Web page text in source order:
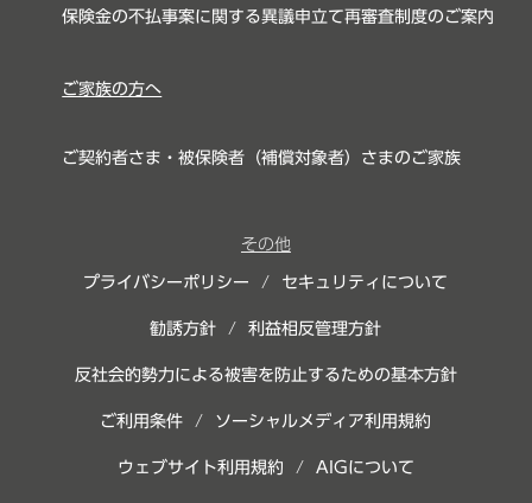
保険金の不払事案に関する異議申立て再審査制度のご案内
ご家族の方へ
ご契約者さま・被保険者（補償対象者）さまのご家族
その他
プライバシーポリシー / セキュリティについて
勧誘方針 /利益相反管理方針
反社会的勢力による被害を防止するための基本方針
ご利用条件 / ソーシャルメディア利用規約
ウェブサイト利用規約 / AIGについて